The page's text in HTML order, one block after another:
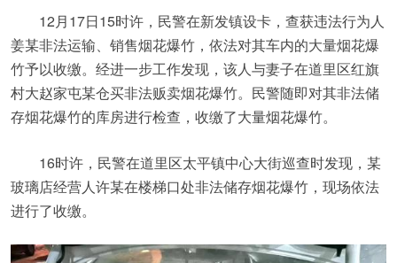
12月17日15时许，民警在新发镇设卡，查获违法行为人
姜某非法运输、销售烟花爆竹，依法对其车内的大量烟花爆
竹予以收缴。经进一步工作发现，该人与妻子在道里区红旗
村大赵家屯某仓买非法贩卖烟花爆竹。民警随即对其非法储
存烟花爆竹的库房进行检查，收缴了大量烟花爆竹。
16时许，民警在道里区太平镇中心大街巡查时发现，某
玻璃店经营人许某在楼梯口处非法储存烟花爆竹，现场依法
进行了收缴。